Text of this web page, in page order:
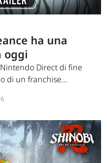
ha una
oggi
Direct di fine
di un franchise...